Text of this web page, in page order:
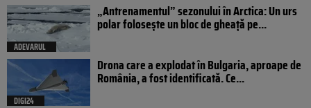
ADEVARUL
„Antrenamentul” sezonului în Arctica: Un urs
polar folosește un bloc de gheață pe...
DIGI24
Drona care a explodat în Bulgaria, aproape de
România, a fost identificată. Ce...